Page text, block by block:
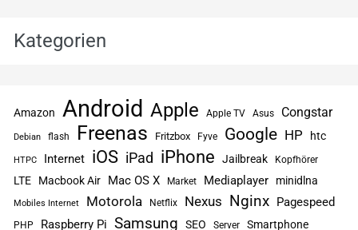
Kategorien
Amazon Android Apple Apple TV Asus Congstar
Debian flash Freenas Fritzbox Fyve Google HP htc
HTPC Internet iOS iPad iPhone Jailbreak Kopfhörer
LTE Macbook Air Mac OS X Market Mediaplayer minidlna
Mobiles Internet Motorola Netflix Nexus Nginx Pagespeed
PHP Raspberry Pi Samsung SEO Server Smartphone